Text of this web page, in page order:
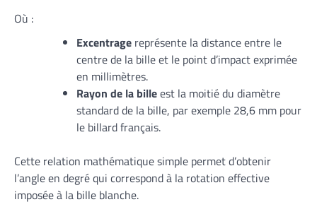
Où :
Excentrage représente la distance entre le
centre de la bille et le point d’impact exprimée
en millimètres.
Rayon de la billeest la moitié du diamètre
standard de la bille, par exemple 28,6 mm pour
le billard français.
Cette relation mathématique simple permet d’obtenir
l’angle en degré qui correspond à la rotation effective
imposée à la bille blanche.